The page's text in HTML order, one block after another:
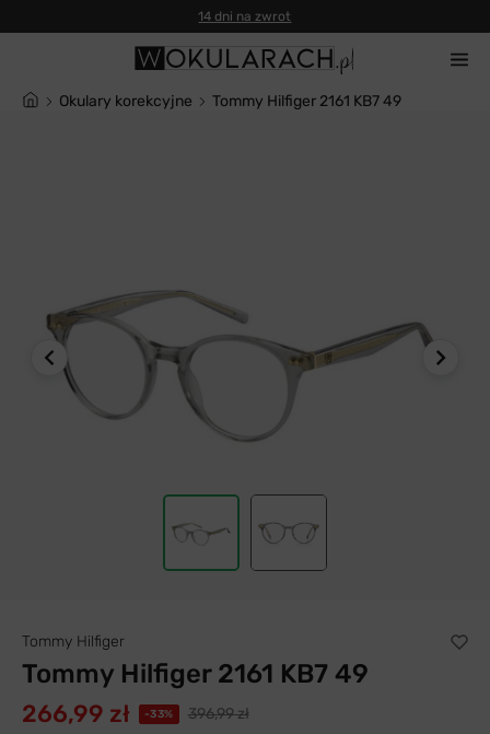
14 dni na zwrot
Okulary korekcyjne Tommy Hilfiger 2161 KB7 49
Tommy Hilfiger
Tommy Hilfiger 2161 KB7 49
266,99 zł -33%
396,99 zł